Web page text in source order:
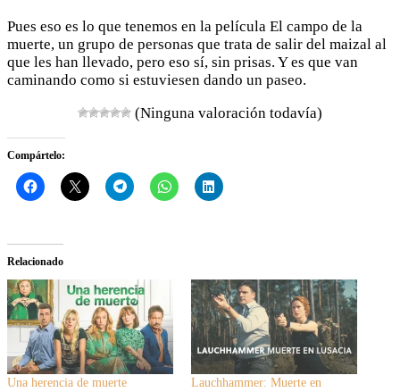
Pues eso es lo que tenemos en la película El campo de la
muerte, un grupo de personas que trata de salir del maizal al
que les han llevado, pero eso sí, sin prisas. Y es que van
caminando como si estuviesen dando un paseo.
(Ninguna valoración todavía)
Compártelo:
Relacionado
Una herencia de muerte
Lauchhammer: Muerte en